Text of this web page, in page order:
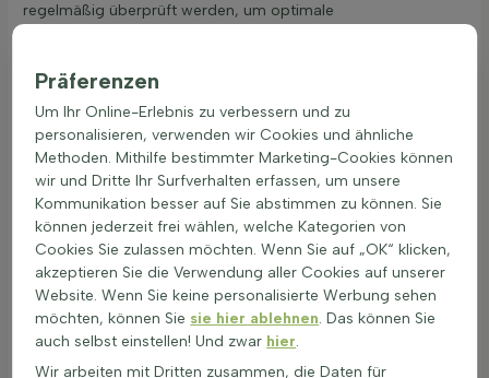
regelmäßig überprüft werden, um optimale
verschönern jeden Garten.
Pflanzzeit für optimale Heckenbildung
Ziersträucher können das ganze Jahr über gepflanzt werden,
wenn sie in Töpfen geliefert werden, außer bei Frost. Pflanzen
mit Wurzelballen oder bloßen Wurzeln sollten im Frühjahr
oder Herbst gepflanzt werden. Die Pflanzabstände für
Ziersträucher hängen von der Art, der Größe beim Pflanzen
und der Wachstumsrate ab. Informationen zur Anzahl der
Pflanzen pro Meter sind auf der Heijnen-Produktseite zu
finden. Eine gute Bodenvorbereitung ist wichtig. Der Boden
sollte gut gelockert und mit Kompost angereichert werden.
Beim Pflanzen von Ziersträuchern ist es wichtig, das
Pflanzloch doppelt so breit wie der Wurzelballen zu machen.
Präferenzen
Um Ihr Online-Erlebnis zu verbessern und zu
personalisieren, verwenden wir Cookies und ähnliche
Methoden. Mithilfe bestimmter Marketing-Cookies können
wir und Dritte Ihr Surfverhalten erfassen, um unsere
Kommunikation besser auf Sie abstimmen zu können. Sie
können jederzeit frei wählen, welche Kategorien von
Cookies Sie zulassen möchten. Wenn Sie auf „OK“ klicken,
akzeptieren Sie die Verwendung aller Cookies auf unserer
Website. Wenn Sie keine personalisierte Werbung sehen
möchten, können Sie sie hier ablehnen. Das können Sie
auch selbst einstellen! Und zwar hier.
Wir arbeiten mit Dritten zusammen, die Daten für